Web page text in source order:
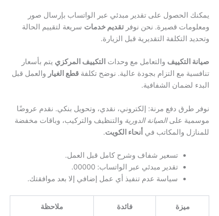
يمكنك الحصول على تقدير مبدئي عبر الواتساب بإرسال صور
ومعلومات قصيرة. نحن نوفرتقديم خدمات سريعة لتقييم الحالة
وتحديد التكلفة التقديرية قبل الزيارة.
صيانة التكييف والتعامل مع وحدات التكييف المركزي يتم بأسعار
تنافسية مع التزام بجودة عالية. نوضح تكلفة قطع الغيار والعمل قبل
البدء لضمان الشفافية.
نوفر طرق دفع مرنة: إلكتروني، نقدي، وتحويل بنكي. نقدم عروضًا
موسمية علىالصيانة الدورية والتنظيف والتركيب، وباقات مخفضة
للمنازل والمكاتب في أنحاء الكويت.
تسعير شفاف وشرح كامل قبل العمل.
تقدير مبدئي عبر الواتساب: 00000.
سياسة عدم تنفيذ أي عمل إضافي إلا بعد موافقتك.
ميزة فائدة ملاحظة